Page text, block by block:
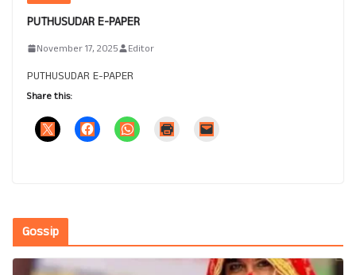
PUTHUSUDAR E-PAPER
November 17, 2025 Editor
PUTHUSUDAR E-PAPER
Share this:
Gossip